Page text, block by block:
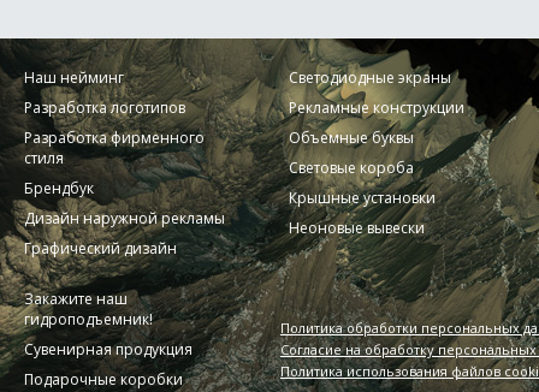
Наш нейминг
Разработка логотипов
Разработка фирменного
стиля
Брендбук
Дизайн наружной рекламы
Графический дизайн
Светодиодные экраны
Рекламные конструкции
Объемные буквы
Световые короба
Крышные установки
Неоновые вывески
Закажите наш
гидроподъемник!
Сувенирная продукция
Подарочные коробки
Политика обработки персональных
Согласие на обработку
Политика использования файлов